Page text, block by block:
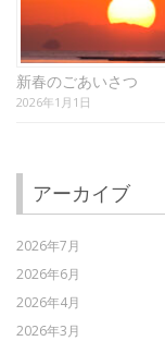
新春のごあいさつ
2026年1月1日
アーカイブ
2026年7月
2026年6月
2026年4月
2026年3月